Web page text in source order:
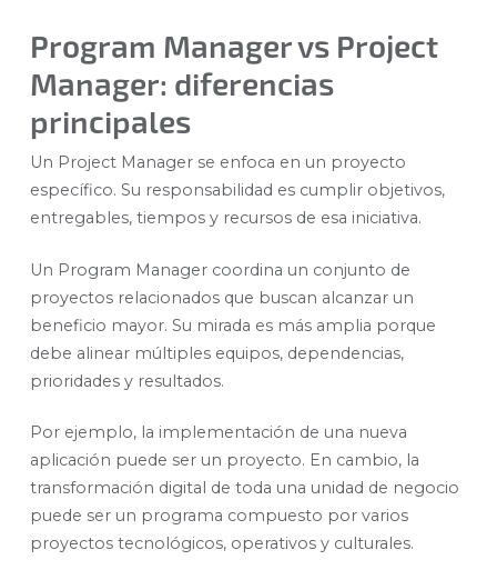
Program Manager vs Project
Manager: diferencias
principales
Un Project Manager se enfoca en un proyecto
específico. Su responsabilidad es cumplir objetivos,
entregables, tiempos y recursos de esa iniciativa.
Un Program Manager coordina un conjunto de
proyectos relacionados que buscan alcanzar un
beneficio mayor. Su mirada es más amplia porque
debe alinear múltiples equipos, dependencias,
prioridades y resultados.
Por ejemplo, la implementación de una nueva
aplicación puede ser un proyecto. En cambio, la
transformación digital de toda una unidad de negocio
puede ser un programa compuesto por varios
proyectos tecnológicos, operativos y culturales.